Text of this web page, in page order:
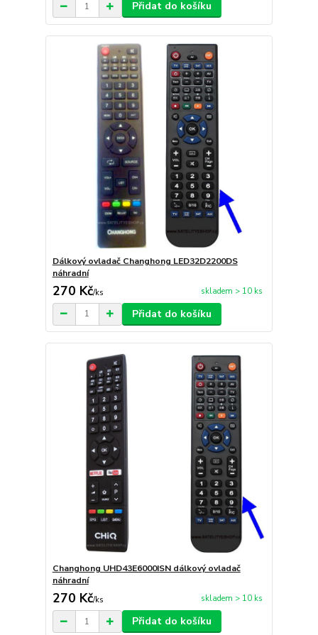
Přidat do košíku
Dálkový ovladač Changhong LED32D2200DS
náhradní
270 Kč/ks skladem > 10 ks
Přidat do košíku
Changhong UHD43E6000ISN dálkový ovladač
náhradní
270 Kč/ks skladem > 10 ks
Přidat do košíku